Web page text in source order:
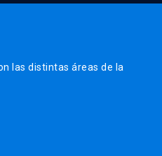
las distintas áreas de la